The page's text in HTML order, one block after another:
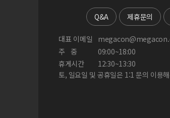
Q&A 제휴문의
대표 이메일
주
중
09:00~18:00
휴게시간
12:30~13:30
토, 일요일 및 공휴일은 1:1 문의 이용